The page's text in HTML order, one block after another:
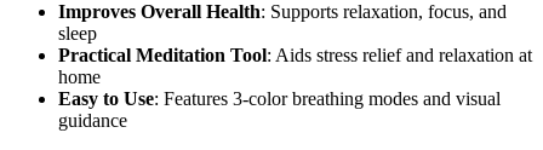
Improves Overall Health: Supports relaxation, focus, and
sleep
Practical Meditation Tool: Aids stress relief and relaxation at
home
Easy to Use: Features 3-color breathing modes and visual
guidance